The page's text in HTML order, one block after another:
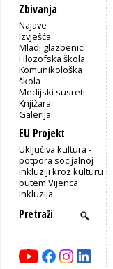
Zbivanja
Najave
Izvješća
Mladi glazbenici
Filozofska škola
Komunikološka
škola
Medijski susreti
Knjižara
Galerija
EU Projekt
Uključiva kultura -
potpora socijalnoj
inkluziji kroz kulturu
putem Vijenca
Inkluzija